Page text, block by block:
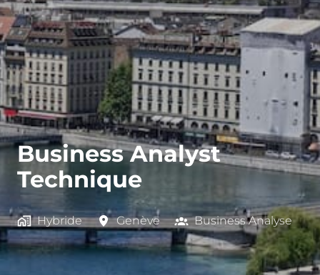
Business Analyst
Technique
Hybride Genève Business Analyse